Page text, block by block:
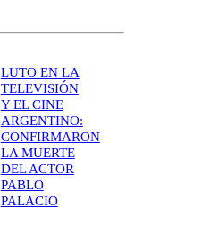
LUTO EN LA
TELEVISIÓN
Y EL CINE
ARGENTINO:
CONFIRMARON
LA MUERTE
DEL ACTOR
PABLO
PALACIO